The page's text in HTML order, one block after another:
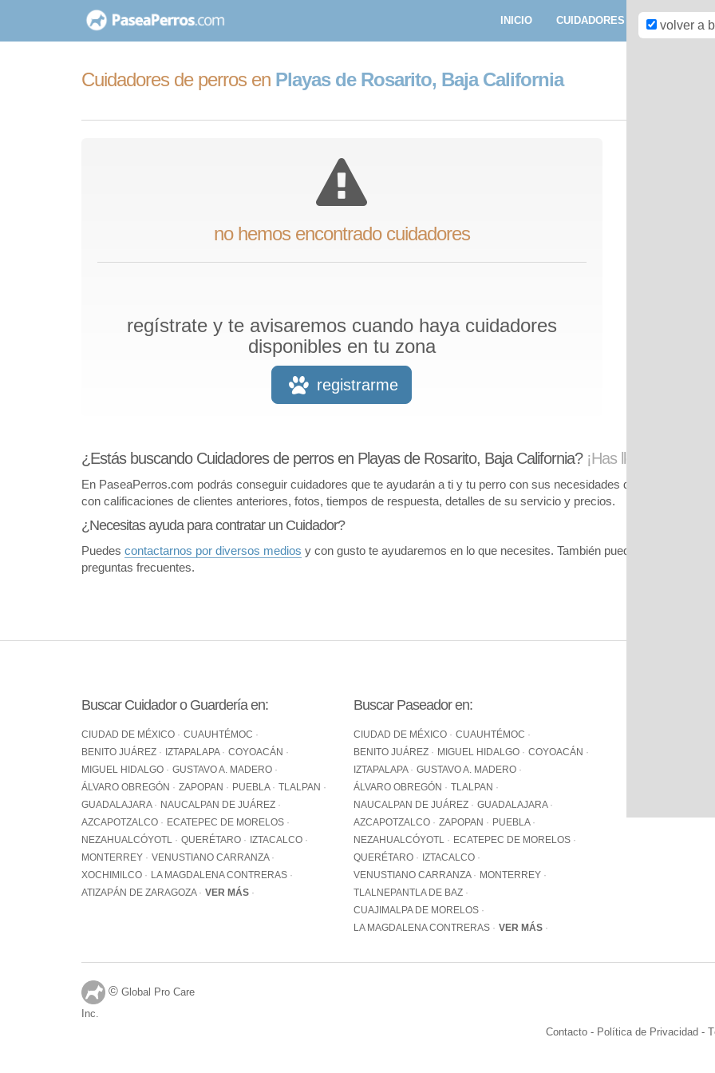
contenido
INICIO CUIDADORES
Cuidadores de perros en Playas de Rosarito, Baja California
no hemos encontrado cuidadores
regístrate y te avisaremos cuando haya cuidadores
disponibles en tu zona
registrarme
volver a
¿Estás buscando Cuidadores de perros en Playas de Rosarito, Baja California? ¡Has llegado al
En PaseaPerros.com podrás conseguir cuidadores que te ayudarán a ti y tu perro con sus necesidades de cuidado.
con calificaciones de clientes anteriores, fotos, tiempos de respuesta, detalles de su servicio y precios.
¿Necesitas ayuda para contratar un Cuidador?
Puedes contactarnos por diversos medios y con gusto te ayudaremos en lo que necesites. También puedes visitar
preguntas frecuentes.
Buscar Cuidador o Guardería en:
CIUDAD DE MÉXICO
CUAUHTÉMOC
BENITO JUÁREZ
IZTAPALAPA
COYOACÁN
MIGUEL HIDALGO
GUSTAVO A. MADERO
ÁLVARO OBREGÓN
ZAPOPAN PUEBLA
TLALPAN
GUADALAJARA
NAUCALPAN DE JUÁREZ
AZCAPOTZALCO
ECATEPEC DE MORELOS
NEZAHUALCÓYOTL
QUERÉTARO
IZTACALCO
MONTERREY
VENUSTIANO CARRANZA
XOCHIMILCO
LA MAGDALENA CONTRERAS
ATIZAPÁN DE ZARAGOZA
VER MÁS
Buscar Paseador en:
CIUDAD DE MÉXICO
CUAUHTÉMOC
BENITO JUÁREZ
MIGUEL HIDALGO
COYOACÁN
IZTAPALAPA
GUSTAVO A. MADERO
ÁLVARO OBREGÓN
TLALPAN
NAUCALPAN DE JUÁREZ
GUADALAJARA
AZCAPOTZALCO
ZAPOPAN
PUEBLA
NEZAHUALCÓYOTL
ECATEPEC DE MORELOS
QUERÉTARO
IZTACALCO
VENUSTIANO CARRANZA
MONTERREY
TLALNEPANTLA DE BAZ
CUAJIMALPA DE MORELOS
LA MAGDALENA CONTRERAS
VER MÁS
Contacto - Política de Privacidad -
© Global Pro Care
Inc.